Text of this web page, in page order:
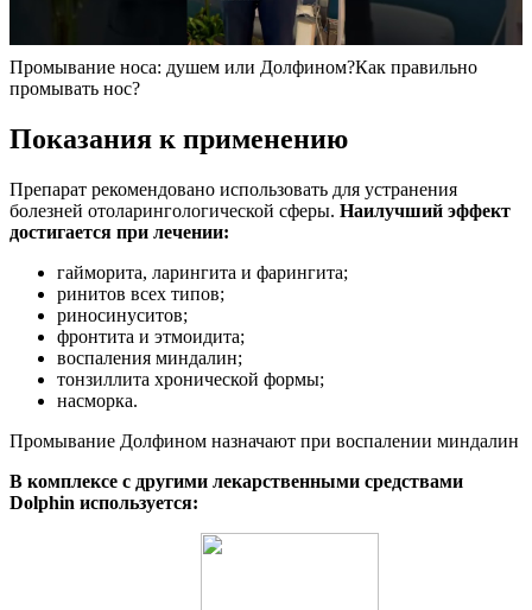
Промывание носа: душем или Долфином?Как правильно
промывать нос?
Показания к применению
Препарат рекомендовано использовать для устранения
болезней отоларингологической сферы. Наилучший эффект
достигается при лечении:
гайморита, ларингита и фарингита;
ринитов всех типов;
риносинуситов;
фронтита и этмоидита;
воспаления миндалин;
тонзиллита хронической формы;
насморка.
Промывание Долфином назначают при воспалении миндалин
В комплексе с другими лекарственными средствами
Dolphin используется: